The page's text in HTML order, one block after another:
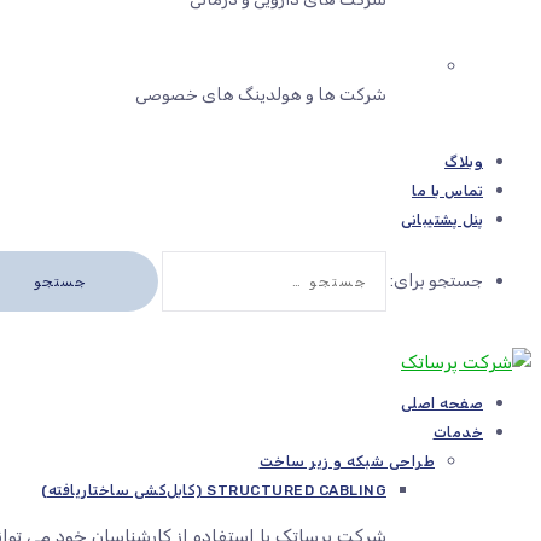
شرکت ها و هولدینگ های خصوصی
وبلاگ
تماس با ما
پنل پشتیبانی
جستجو برای:
صفحه اصلی
خدمات
طراحی شبکه و زیر ساخت
STRUCTURED CABLING (کابل‌کشی ساختاریافته)
شرکت پرساتک با استفاده از کارشناسان خود می